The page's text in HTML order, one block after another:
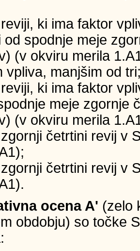
ki ima faktor
od spodnje meje
(v okviru merila
vpliva, manjšim od
ki ima faktor
meje zgornje
(v okviru merila
četrtini revij v
četrtini revij v
ocena A' (zelo
obdobju) so točke